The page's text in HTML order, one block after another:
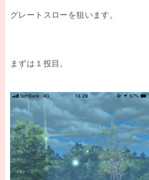
グレートスローを狙います。
まずは１投目。